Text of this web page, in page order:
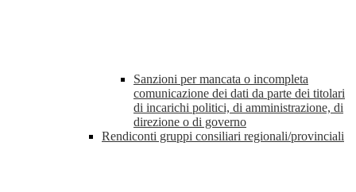
Sanzioni per mancata o incompleta
comunicazione dei dati da parte dei titolari
di incarichi politici, di amministrazione, di
direzione o di governo
Rendiconti gruppi consiliari regionali/provinciali